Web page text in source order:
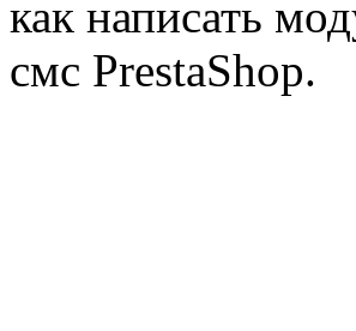
как написать
смс PrestaShop.